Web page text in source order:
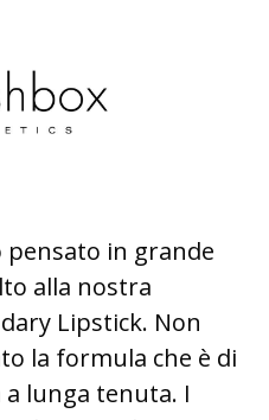
pensato in grande
alla nostra
Lipstick. Non
la formula che è di
lunga tenuta. I